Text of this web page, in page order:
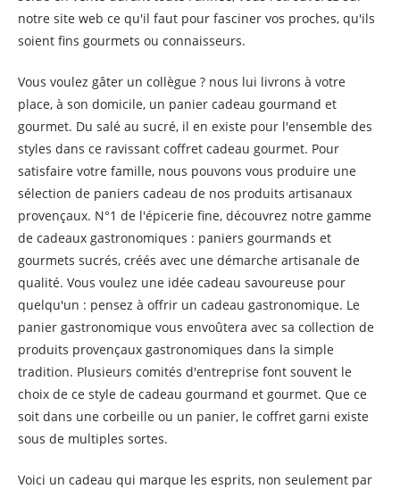
notre site web ce qu'il faut pour fasciner vos proches, qu'ils
soient fins gourmets ou connaisseurs.
Vous voulez gâter un collègue ? nous lui livrons à votre
place, à son domicile, un panier cadeau gourmand et
gourmet. Du salé au sucré, il en existe pour l'ensemble des
styles dans ce ravissant coffret cadeau gourmet. Pour
satisfaire votre famille, nous pouvons vous produire une
sélection de paniers cadeau de nos produits artisanaux
provençaux. N°1 de l'épicerie fine, découvrez notre gamme
de cadeaux gastronomiques : paniers gourmands et
gourmets sucrés, créés avec une démarche artisanale de
qualité. Vous voulez une idée cadeau savoureuse pour
quelqu'un : pensez à offrir un cadeau gastronomique. Le
panier gastronomique vous envoûtera avec sa collection de
produits provençaux gastronomiques dans la simple
tradition. Plusieurs comités d'entreprise font souvent le
choix de ce style de cadeau gourmand et gourmet. Que ce
soit dans une corbeille ou un panier, le coffret garni existe
sous de multiples sortes.
Voici un cadeau qui marque les esprits, non seulement par